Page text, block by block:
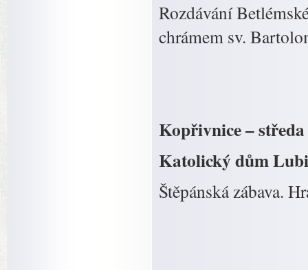
Rozdávání
chrámem sv.
Kopřivnice –
Katolický dům
Štěpánská zábava.